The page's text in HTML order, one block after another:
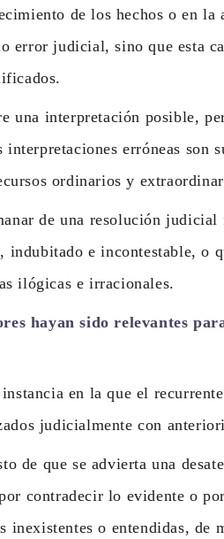
de los hechos o en la
error judicial, sino que esta
una interpretación posible,
erróneas son
ordinarios y
de una resolución
, indubitado e incontestable, o
ilógicas e irracionales.
hayan sido relevantes
en la que el
judicialmente con
de que se advierta una
contradecir lo evidente o
inexistentes o entendidas, de